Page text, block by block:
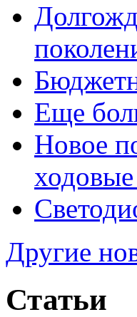
Еще
Новое
Другие
Статьи